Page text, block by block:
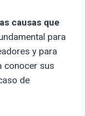
causas que
para
y para
conocer sus
de